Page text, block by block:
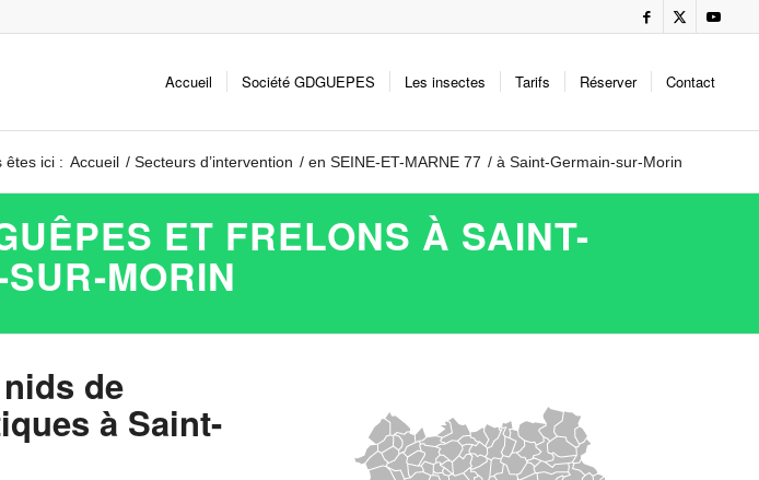
Accueil Société GDGUEPES Les insectes Tarifs Réserver Contact
êtes ici : Accueil / Secteurs d’intervention / en SEINE-ET-MARNE 77 / à Saint-Germain-sur-Morin
ET FRELONS À SAINT-
MORIN
de
à Saint-